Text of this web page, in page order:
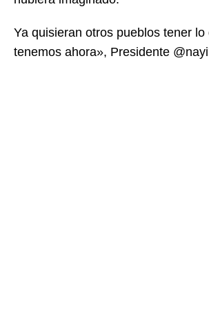
Ya quisieran otros pueblos tener lo
tenemos ahora», Presidente